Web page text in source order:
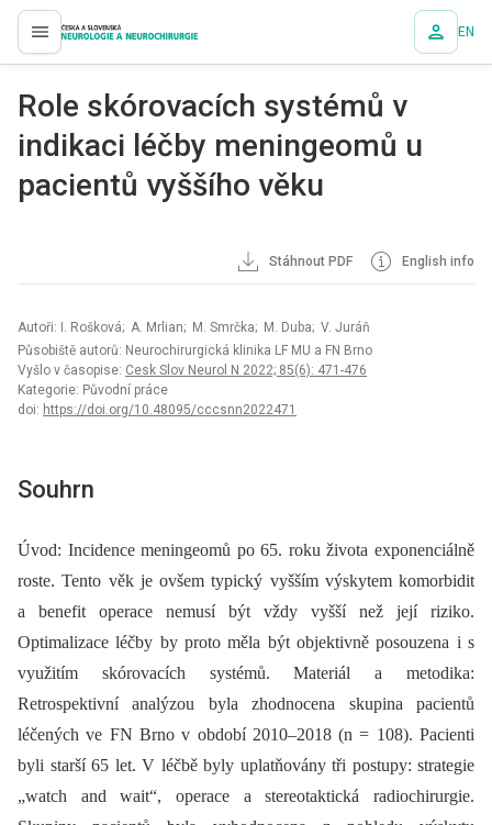
proLékaře.cz EN
Role skórovacích systémů v
indikaci léčby meningeomů u
pacientů vyššího věku
Stáhnout PDF English info
Autoři: I. Rošková; A. Mrlian; M. Smrčka; M. Duba; V. Juráň
Působiště autorů: Neurochirurgická klinika LF MU a FN Brno
Vyšlo v časopise: Cesk Slov Neurol N 2022; 85(6): 471-476
Kategorie: Původní práce
doi: https://doi.org/10.48095/cccsnn2022471
Souhrn
Úvod: Incidence meningeomů po 65. roku života exponenciálně
roste. Tento věk je ovšem typický vyšším výskytem komorbidit
a benefit operace nemusí být vždy vyšší než její riziko.
Optimalizace léčby by proto měla být objektivně posouzena i s
využitím skórovacích systémů. Materiál a metodika:
Retrospektivní analýzou byla zhodnocena skupina pacientů
léčených ve FN Brno v období 2010–2018 (n = 108). Pacienti
byli starší 65 let. V léčbě byly uplatňovány tři postupy: strategie
„watch and wait“, operace a stereotaktická radiochirurgie.